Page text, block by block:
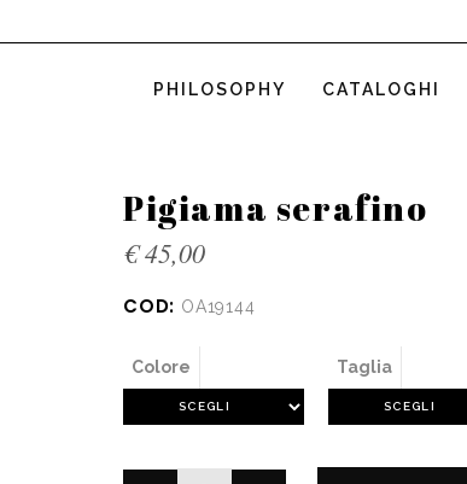
PHILOSOPHY CATALOGHI
Pigiama serafino
€45,00
COD: OA19144
Colore Taglia